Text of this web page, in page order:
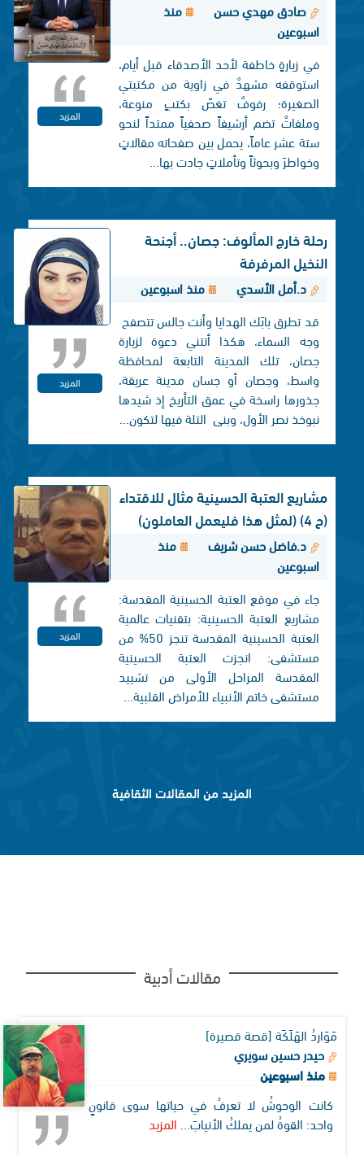
صادق مهدي حسن
منذ
اسبوعين
في زيارةٍ خاطفة لأحد الأصدقاء قبل أيام،
استوقفه مشهدٌ في زاوية من مكتبتي
الصغيرة؛ رفوفٌ تغصّ بكتبٍ منوعة،
وملفاتٌ تضم أرشيفاً صحفياً ممتداً لنحو
ستة عشر عاماً، يحمل بين صفحاته مقالاتٍ
وخواطرَ وبحوثاً وتأملاتٍ جادت بها...
المزيد
رحلة خارج المألوف: جصان.. أجنحة
النخيل المرفرفة
د.أمل الأسدي
منذ اسبوعين
قد تطرق بابَك الهدايا وأنت جالس تتصفح
وجه السماء، هكذا أتتني دعوة لزيارة
جصان، تلك المدينة التابعة لمحافظة
واسط، وجصان أو جسان مدينة عريقة،
جذورها راسخة في عمق التأريخ إذ شيدها
نبوخذ نصر الأول، وبنی التلة فيها لتكون...
المزيد
مشاريع العتبة الحسينية مثال للاقتداء
(ح 4) (لمثل هذا فليعمل العاملون)
د.فاضل حسن شريف
منذ
اسبوعين
جاء في موقع العتبة الحسينية المقدسة:
مشاريع العتبة الحسينية: بتقنيات عالمية
العتبة الحسينية المقدسة تنجز 50% من
مستشفى: انجزت العتبة الحسينية
المقدسة المراحل الأولى من تشييد
مستشفى خاتم الأنبياء للأمراض القلبية...
المزيد
المزيد من المقالات الثقافية
مقالات أدبية
مَوَاردُ الهَلَكَة [قصة قصيرة]
حيدر حسين سويري
منذ اسبوعين
كانت الوحوشُ لا تعرفُ في حياتها سوى قانونٍ
واحد: القوةُ لمن يملكُ الأنيابَ...
المزيد